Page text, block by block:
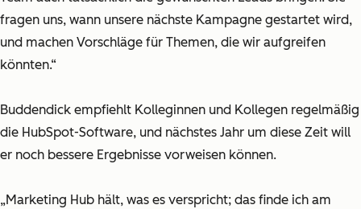
fragen uns, wann unsere nächste Kampagne gestartet wird,
und machen Vorschläge für Themen, die wir aufgreifen
könnten.“
Buddendick empfiehlt Kolleginnen und Kollegen regelmäßig
die HubSpot-Software, und nächstes Jahr um diese Zeit will
er noch bessere Ergebnisse vorweisen können.
„Marketing Hub hält, was es verspricht; das finde ich am